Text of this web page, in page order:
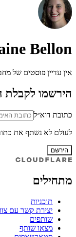
Bellon
אין עדיין פוסטים של
הירשמו לקבלת
כתובת דוא״ל
לעולם לא נשתף את
הירשם
מתחילים
תוכניות
יצירת קשר עם
שותפים
מצאו שותף